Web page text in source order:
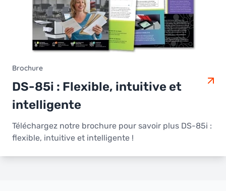
Brochure
DS-85i : Flexible, intuitive et
intelligente
Téléchargez notre brochure pour savoir plus DS-85i :
flexible, intuitive et intelligente !